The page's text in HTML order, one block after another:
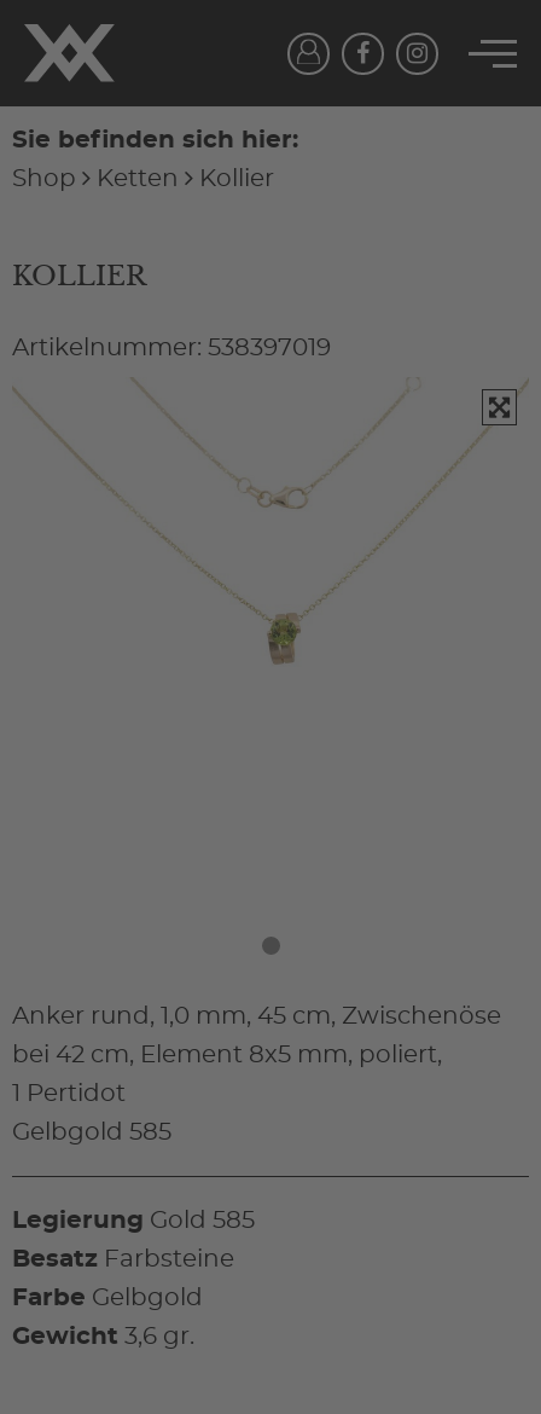
Sie befinden sich hier:
Shop
Ketten Kollier
KOLLIER
Artikelnummer: 538397019
Anker rund, 1,0 mm, 45 cm, Zwischenöse
bei 42 cm, Element 8x5 mm, poliert,
1 Pertidot
Gelbgold 585
Legierung Gold 585
Besatz Farbsteine
Farbe Gelbgold
Gewicht 3,6 gr.